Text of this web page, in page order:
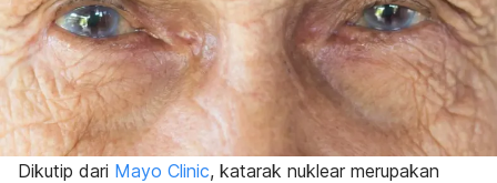
Dikutip dari Mayo Clinic, katarak nuklear merupakan